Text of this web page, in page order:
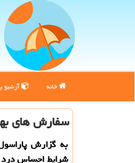
خانه آرشیو
سفارش های
به گزارش
شرایط احساس درد